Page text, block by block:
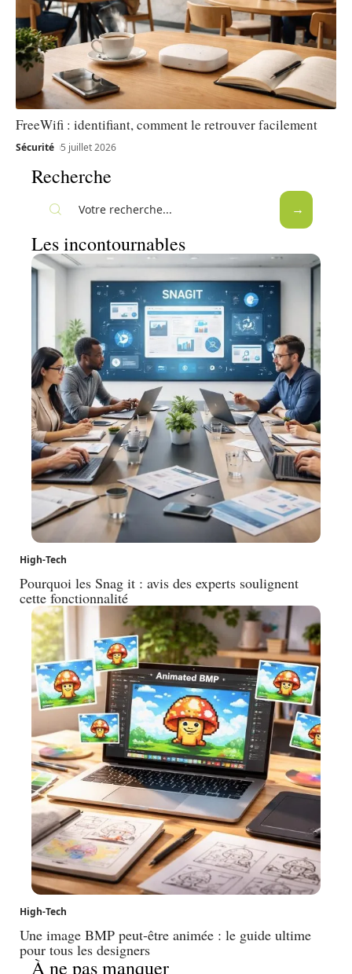
FreeWifi : identifiant, comment le retrouver facilement
Sécurité 5 juillet 2026
Recherche
Les incontournables
High-Tech
Pourquoi les Snag it : avis des experts soulignent
cette fonctionnalité
High-Tech
Une image BMP peut-être animée : le guide ultime
pour tous les designers
À ne pas manquer